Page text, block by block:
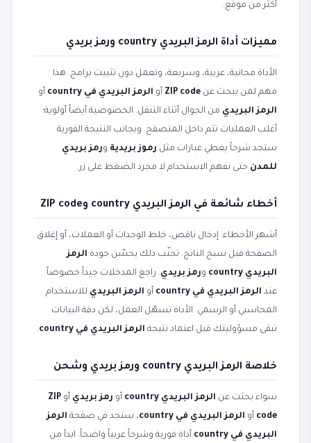
أكثر من موقع.
مميزات أداة الرمز البريدي country ورمز بريدي
الأداة مجانية، عربية، وسريعة، وتعمل دون تثبيت برامج. هذا
مهم لمن يبحث عن ZIP code أو الرمز البريدي في country
أو
الرمز البريدي من الجوال أثناء التنقل. الخصوصية أيضاً أولوية؛
أغلب العمليات تتم داخل المتصفح. وبجانب النتيجة الفورية
ستجد شرحاً يغطي عبارات مثل رموز بريدية ورمز بريدي
للمدن حتى تفهم الاستخدام لا مجرد الضغط على زر.
أخطاء شائعة في الرمز البريدي country وZIP code
أشهر الأخطاء: إدخال ناقص، خلط الوحدات أو العملات، أو إغلاق
الصفحة قبل نسخ الناتج. تجنّب ذلك يحسّن جودة الرمز
البريدي country
ورمز بريدي. راجع المدخلات جيداً خصوصاً
عند الرمز البريدي في country أو الرمز البريدي للاستخدام
المحاسبي أو الرسمي. الأداة تسهّل العمل، لكن دقة البيانات
تبقى مسؤوليتك قبل اعتماد نتيجة الرمز البريدي في country .
خلاصة الرمز البريدي country ورمز بريدي وشحن
سواء بحثت عن الرمز البريدي country أو رمز بريدي أو ZIP
code أو الرمز البريدي في country ، ستجد في صفحة الرمز
البريدي في country
أداة فورية وشرحاً عربياً واضحاً. ابدأ من